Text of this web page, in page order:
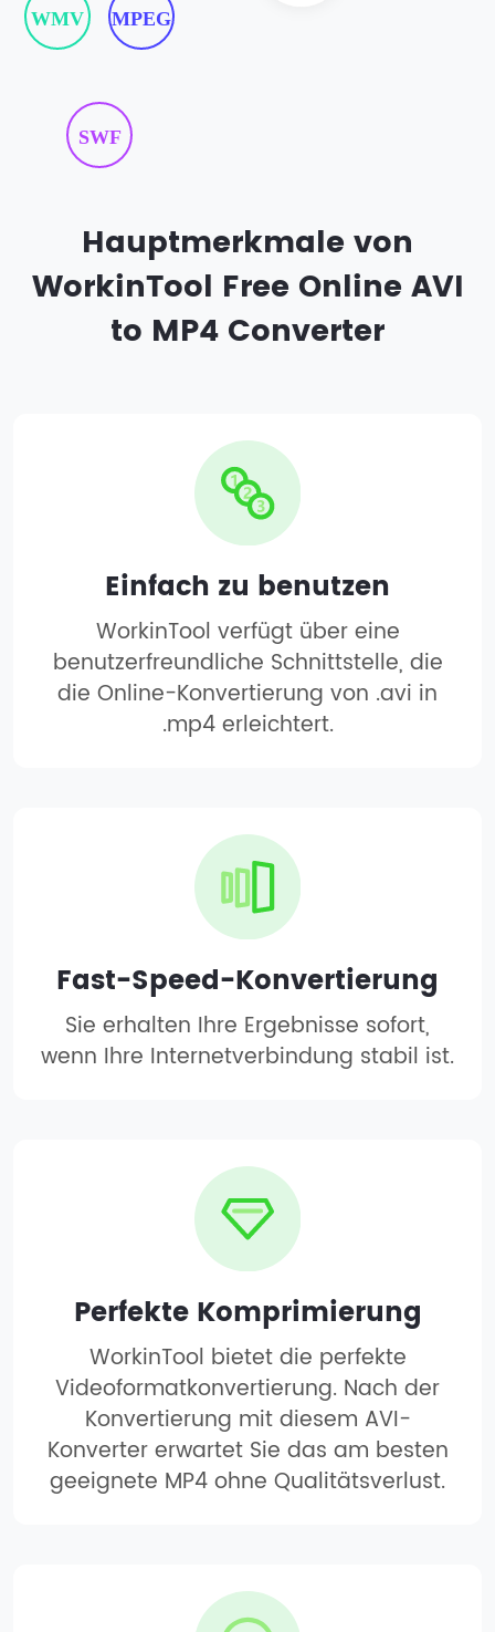
WMV MPEG
SWF
Hauptmerkmale von
WorkinTool Free Online AVI
to MP4 Converter
Einfach zu benutzen
WorkinTool verfügt über eine
benutzerfreundliche Schnittstelle, die
die Online-Konvertierung von .avi in
.mp4 erleichtert.
Fast-Speed-Konvertierung
Sie erhalten Ihre Ergebnisse sofort,
wenn Ihre Internetverbindung stabil ist.
Perfekte Komprimierung
WorkinTool bietet die perfekte
Videoformatkonvertierung. Nach der
Konvertierung mit diesem AVI-
Konverter erwartet Sie das am besten
geeignete MP4 ohne Qualitätsverlust.